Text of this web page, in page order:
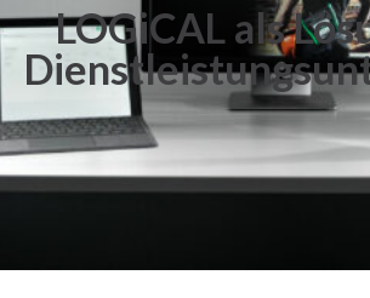
LOGiCAL als